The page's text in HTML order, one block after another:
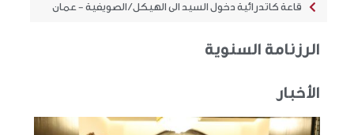
قاعة كاتدرائية دخول السيد الى الهيكل / الصويفية - عمان
الرزنامة السنوية
الأخبار